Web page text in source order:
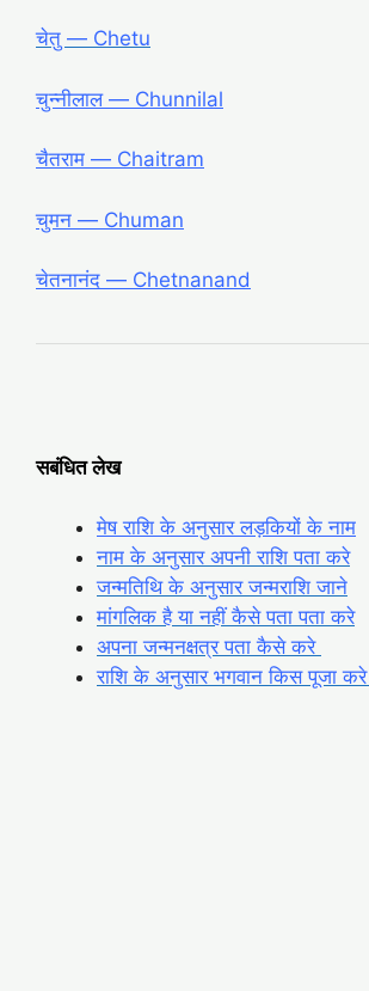
चेतु ― Chetu
चुन्नीलाल ― Chunnilal
चैतराम ― Chaitram
चुमन ― Chuman
चेतनानंद ― Chetnanand
सबंधित लेख
मेष राशि के अनुसार लड़कियों के नाम
नाम के अनुसार अपनी राशि पता करे
जन्मतिथि के अनुसार जन्मराशि जाने
मांगलिक है या नहीं कैसे पता पता करे
अपना जन्मनक्षत्र पता कैसे करे
राशि के अनुसार भगवान किस पूजा करे